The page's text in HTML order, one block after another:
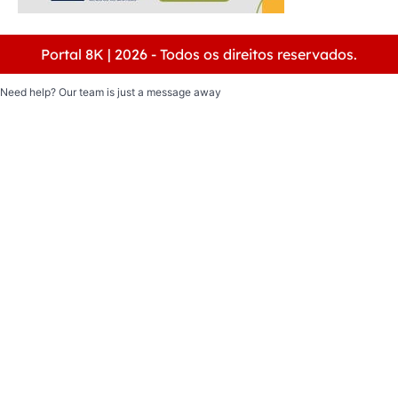
Portal 8K | 2026 - Todos os direitos reservados.
Need help? Our team is just a message away